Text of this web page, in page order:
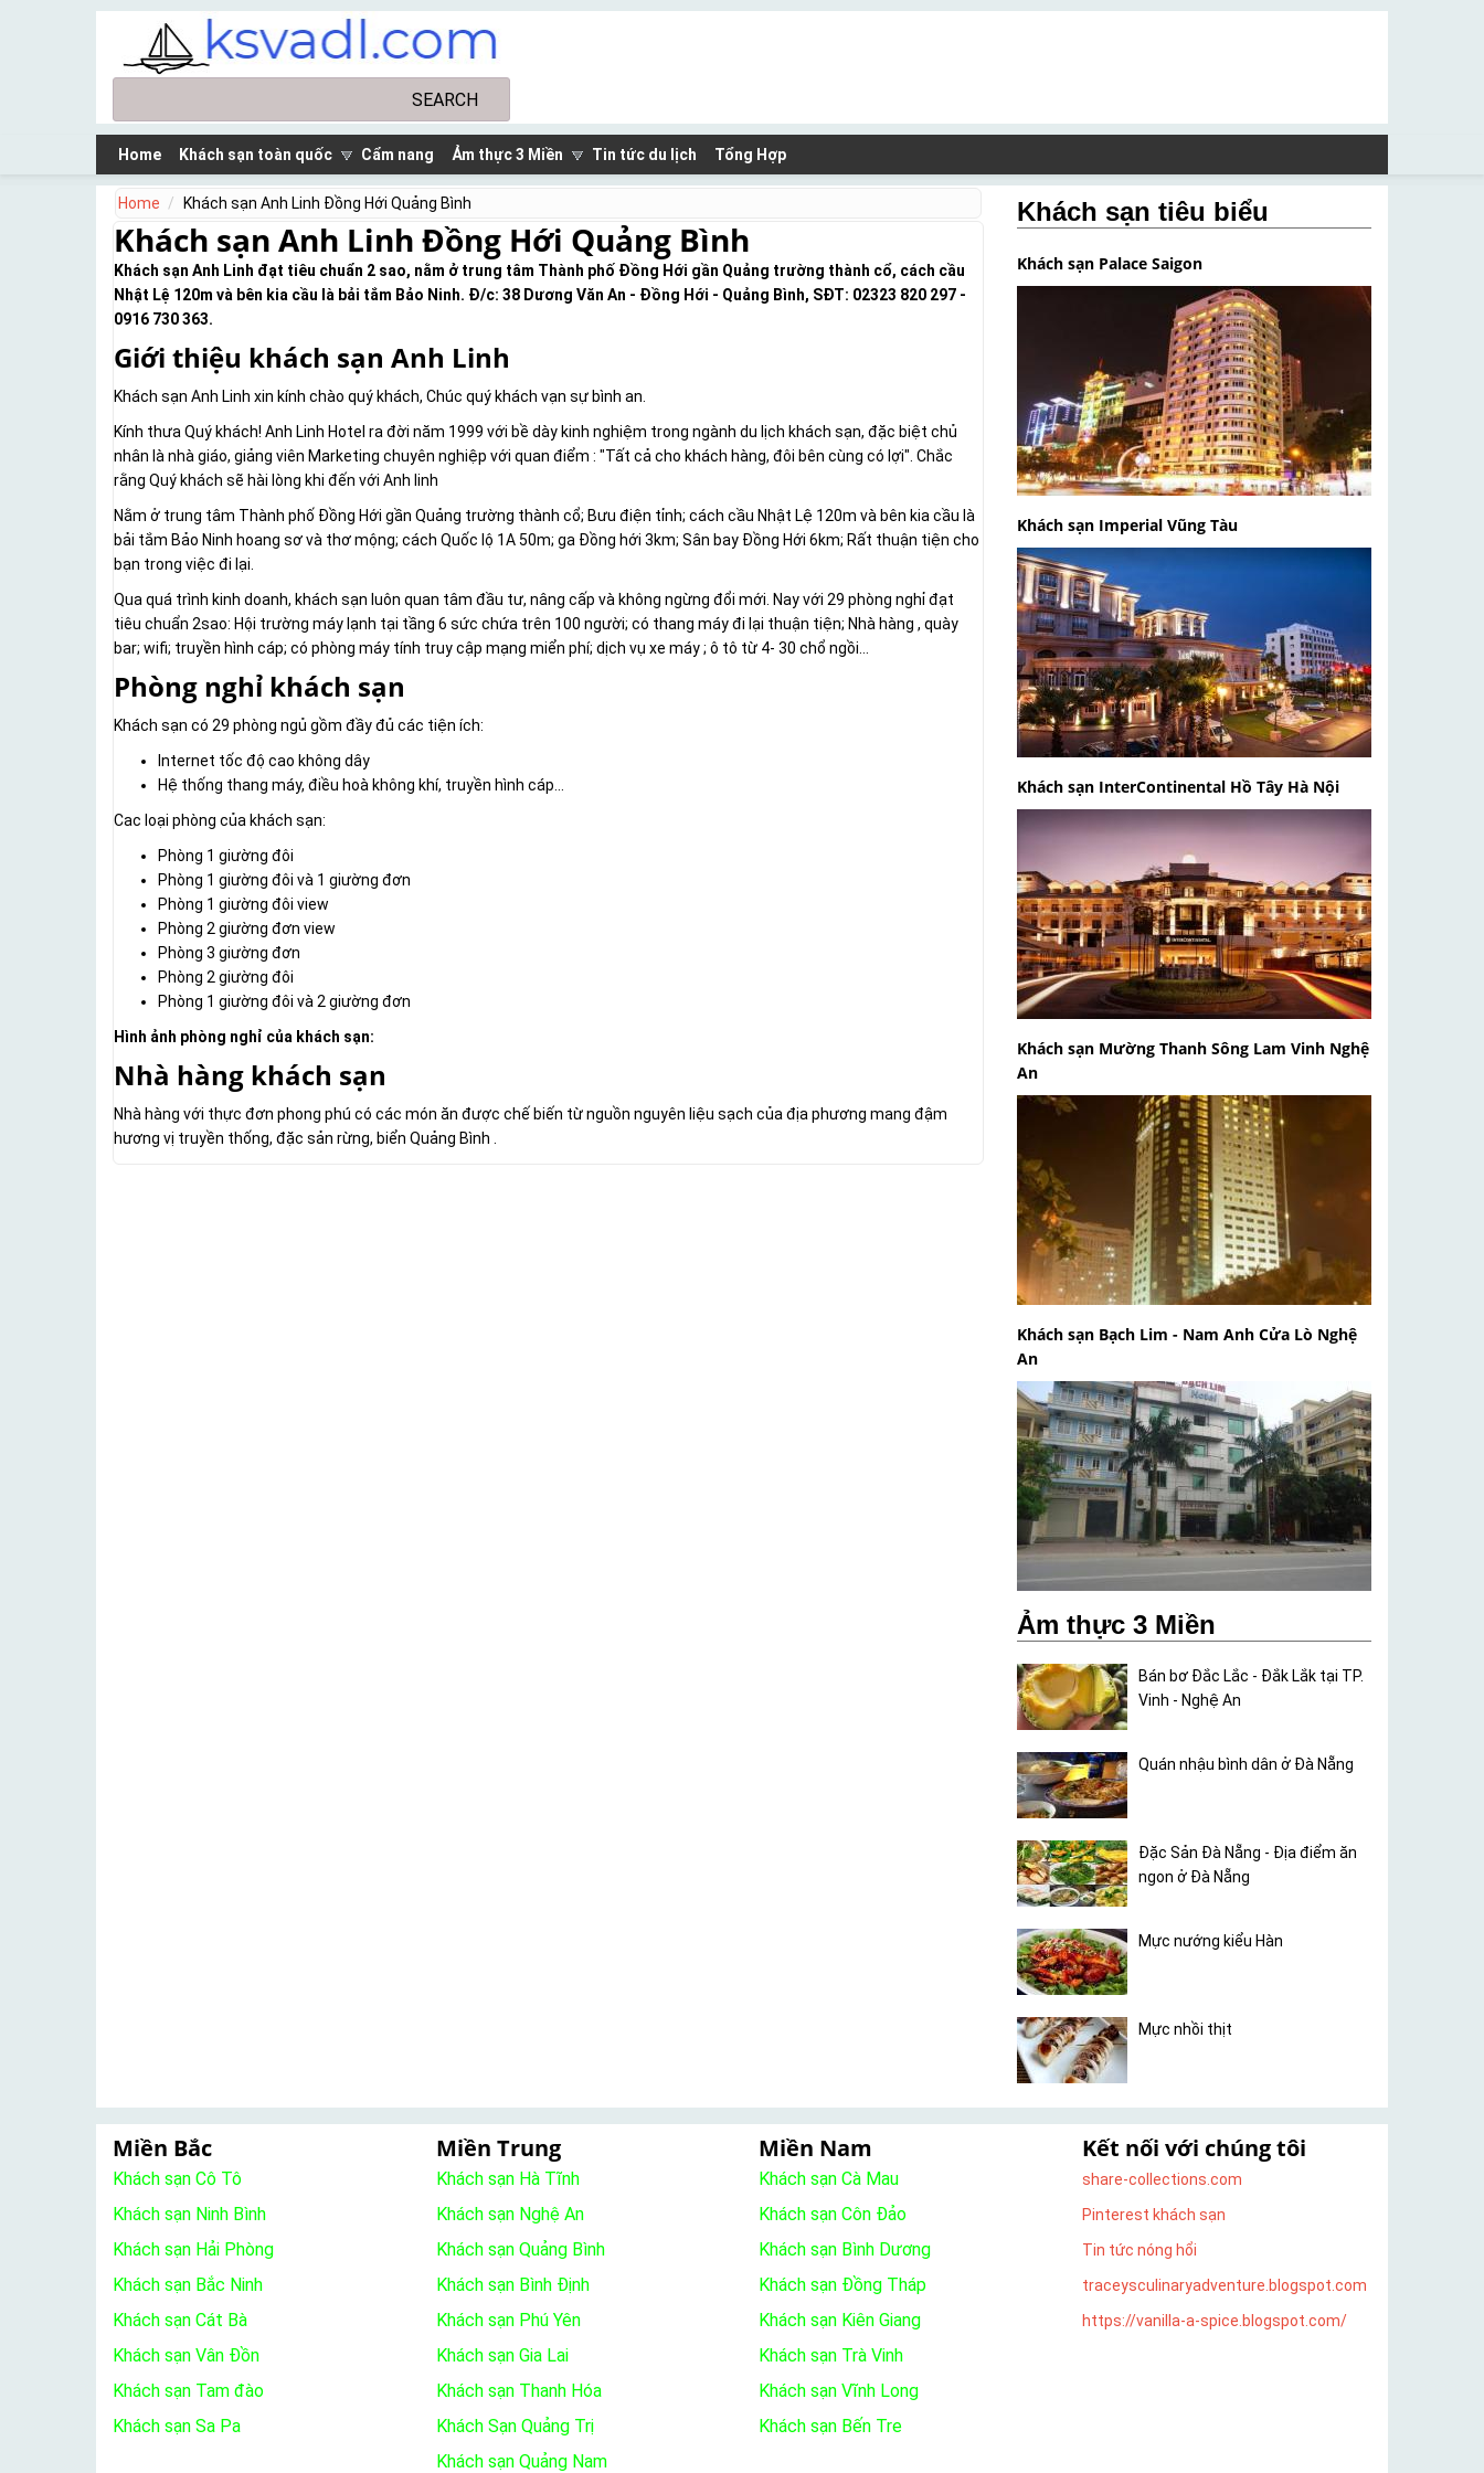
Skip to main content
Home Khách sạn toàn quốc Cẩm nang Ảm thực 3 Miền Tin tức du lịch Tổng Hợp
Home Khách sạn Anh Linh Đồng Hới Quảng Bình
Khách sạn Anh Linh Đồng Hới Quảng Bình
Khách sạn Anh Linh đạt tiêu chuẩn 2 sao, nằm ở trung tâm Thành phố Đồng Hới gần Quảng trường thành cổ, cách cầu
Nhật Lệ 120m và bên kia cầu là bải tắm Bảo Ninh. Đ/c: 38 Dương Văn An - Đồng Hới - Quảng Bình, SĐT: 02323 820 297 -
0916 730 363.
Giới thiệu khách sạn Anh Linh
Khách sạn Anh Linh xin kính chào quý khách, Chúc quý khách vạn sự bình an.
Kính thưa Quý khách! Anh Linh Hotel ra đời năm 1999 với bề dày kinh nghiệm trong ngành du lịch khách sạn, đặc biệt chủ
nhân là nhà giáo, giảng viên Marketing chuyên nghiệp với quan điểm : "Tất cả cho khách hàng, đôi bên cùng có lợi". Chắc
rằng Quý khách sẽ hài lòng khi đến với Anh linh
Nằm ở trung tâm Thành phố Đồng Hới gần Quảng trường thành cổ; Bưu điện tỉnh; cách cầu Nhật Lệ 120m và bên kia cầu là
bải tắm Bảo Ninh hoang sơ và thơ mộng; cách Quốc lộ 1A 50m; ga Đồng hới 3km; Sân bay Đồng Hới 6km; Rất thuận tiện cho
bạn trong việc đi lại.
Qua quá trình kinh doanh, khách sạn luôn quan tâm đầu tư, nâng cấp và không ngừng đổi mới. Nay với 29 phòng nghỉ đạt
tiêu chuẩn 2sao: Hội trường máy lạnh tại tầng 6 sức chứa trên 100 người; có thang máy đi lại thuận tiện; Nhà hàng , quày
bar; wifi; truyền hình cáp; có phòng máy tính truy cập mạng miển phí; dịch vụ xe máy ; ô tô từ 4- 30 chổ ngồi…
Phòng nghỉ khách sạn
Khách sạn có 29 phòng ngủ gồm đầy đủ các tiện ích:
Internet tốc độ cao không dây
Hệ thống thang máy, điều hoà không khí, truyền hình cáp...
Cac loại phòng của khách sạn:
Phòng 1 giường đôi
Phòng 1 giường đôi và 1 giường đơn
Phòng 1 giường đôi view
Phòng 2 giường đơn view
Phòng 3 giường đơn
Phòng 2 giường đôi
Phòng 1 giường đôi và 2 giường đơn
Hình ảnh phòng nghỉ của khách sạn:
Nhà hàng khách sạn
Nhà hàng với thực đơn phong phú có các món ăn được chế biến từ nguồn nguyên liệu sạch của địa phương mang đậm
hương vị truyền thống, đặc sản rừng, biển Quảng Bình .
Khách sạn tiêu biểu
Khách sạn Palace Saigon
Khách sạn Imperial Vũng Tàu
Khách sạn InterContinental Hồ Tây Hà Nội
Khách sạn Mường Thanh Sông Lam Vinh Nghệ
An
Khách sạn Bạch Lim - Nam Anh Cửa Lò Nghệ
An
Ảm thực 3 Miền
Bán bơ Đắc Lắc - Đắk Lắk tại TP.
Vinh - Nghệ An
Quán nhậu bình dân ở Đà Nẵng
Đặc Sản Đà Nẵng - Địa điểm ăn
ngon ở Đà Nẵng
Mực nướng kiểu Hàn
Mực nhồi thịt
Miền Bắc
Khách sạn Cô Tô
Khách sạn Ninh Bình
Khách sạn Hải Phòng
Khách sạn Bắc Ninh
Khách sạn Cát Bà
Khách sạn Vân Đồn
Khách sạn Tam đào
Khách sạn Sa Pa
Miền Trung
Khách sạn Hà Tĩnh
Khách sạn Nghệ An
Khách sạn Quảng Bình
Khách sạn Bình Định
Khách sạn Phú Yên
Khách sạn Gia Lai
Khách sạn Thanh Hóa
Khách Sạn Quảng Trị
Khách sạn Quảng Nam
Miền Nam
Khách sạn Cà Mau
Khách sạn Côn Đảo
Khách sạn Bình Dương
Khách sạn Đồng Tháp
Khách sạn Kiên Giang
Khách sạn Trà Vinh
Khách sạn Vĩnh Long
Khách sạn Bến Tre
Kết nối với chúng tôi
share-collections.com
Pinterest khách sạn
Tin tức nóng hổi
traceysculinaryadventure.blogspot.com
https://vanilla-a-spice.blogspot.com/